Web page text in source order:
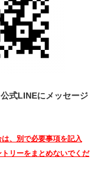
式LINEにメッセージ
、別で必要事項を記入
リーをまとめないでくだ